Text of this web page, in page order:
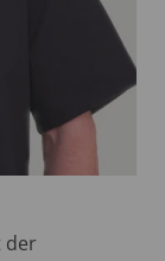
der